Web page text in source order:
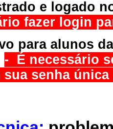
e logado
fazer login
para alunos
- É necessário
senha